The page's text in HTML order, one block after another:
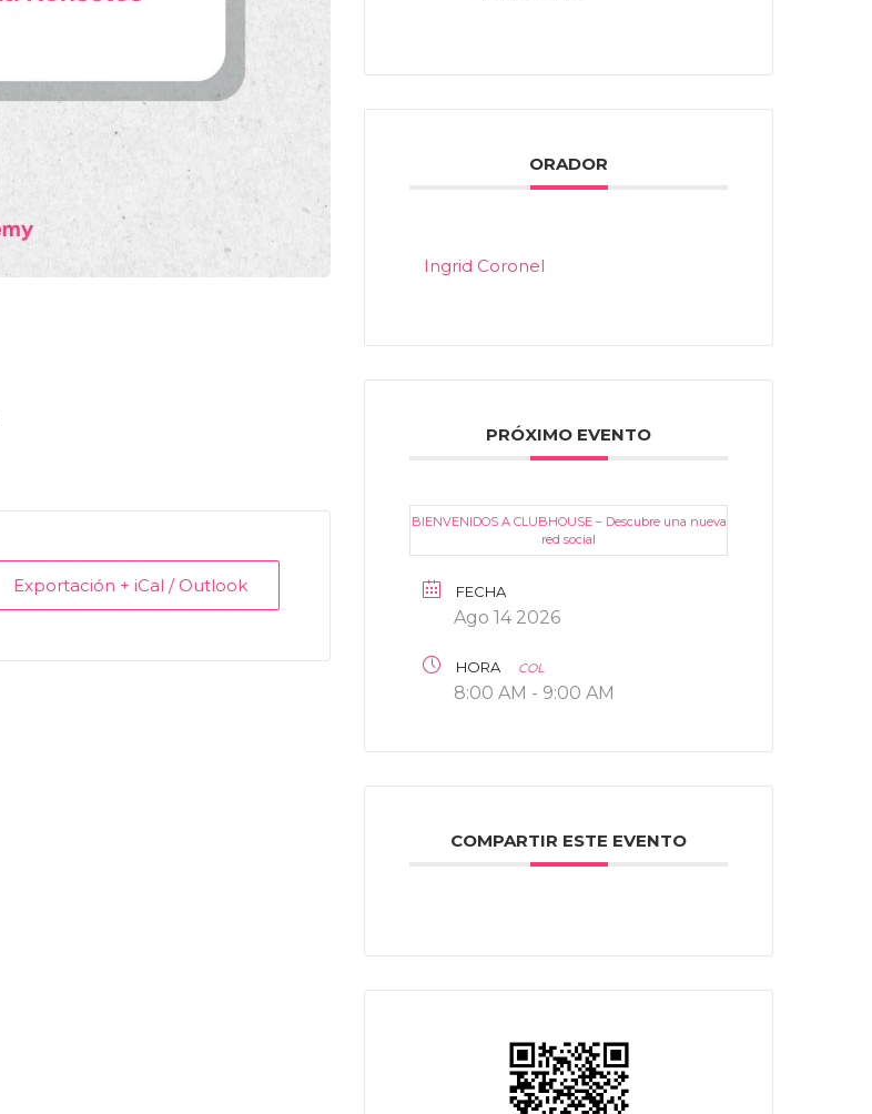
Exportación + iCal / Outlook
ORADOR
Ingrid Coronel
PRÓXIMO EVENTO
BIENVENIDOS A CLUBHOUSE – Descubre una nueva
red social
FECHA
Ago 14 2026
HORA COL
8:00 AM - 9:00 AM
COMPARTIR ESTE EVENTO